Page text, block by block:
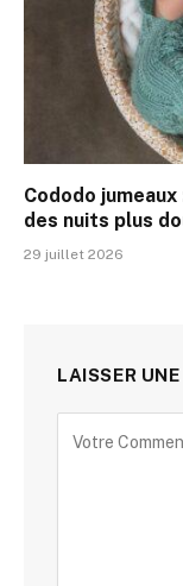
Cododo
des nuits plus
29 juillet 2026
LAISSER